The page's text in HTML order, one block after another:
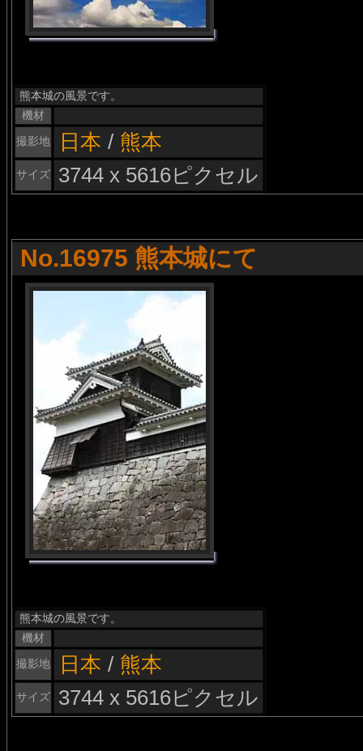
熊本城の風景です。
機材
撮影地
日本 / 熊本
サイズ 3744 x 5616ピクセル
No.16975 熊本城にて
熊本城の風景です。
機材
撮影地
日本 / 熊本
サイズ 3744 x 5616ピクセル